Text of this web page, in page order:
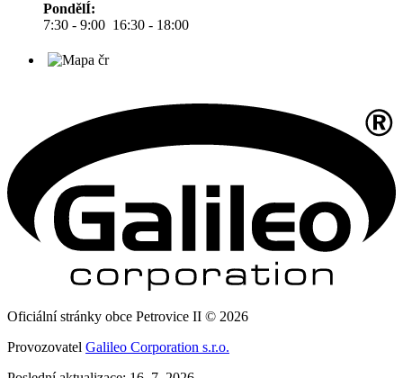
PondělÍ:
7:30 - 9:00 16:30 - 18:00
Oficiální stránky obce Petrovice II © 2026
Provozovatel Galileo Corporation s.r.o.